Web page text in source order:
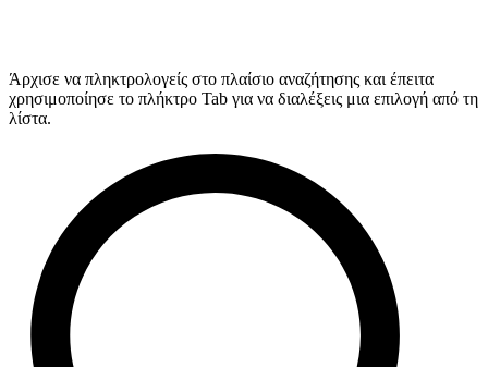
Άρχισε να πληκτρολογείς στο πλαίσιο αναζήτησης και έπειτα
χρησιμοποίησε το πλήκτρο Tab για να διαλέξεις μια επιλογή από τη
λίστα.